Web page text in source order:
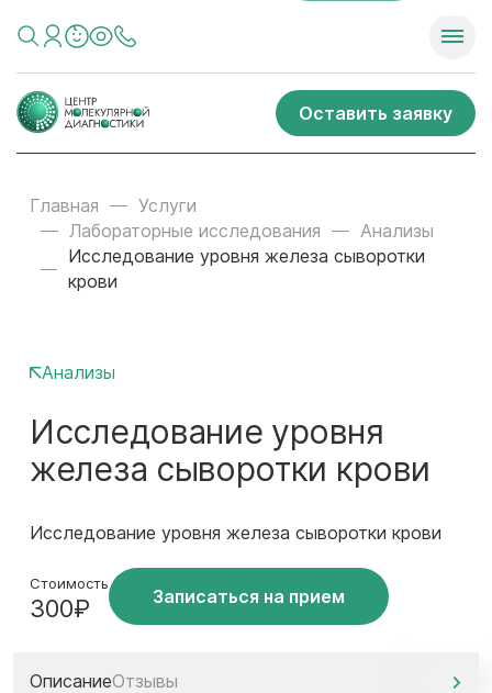
Оставить заявку
Главная
Услуги
Лабораторные исследования
Анализы
Исследование уровня железа сыворотки
крови
Анализы
Исследование уровня
железа сыворотки крови
Исследование уровня железа сыворотки крови
Стоимость
300₽ Записаться на прием
ОписаниеОтзывы